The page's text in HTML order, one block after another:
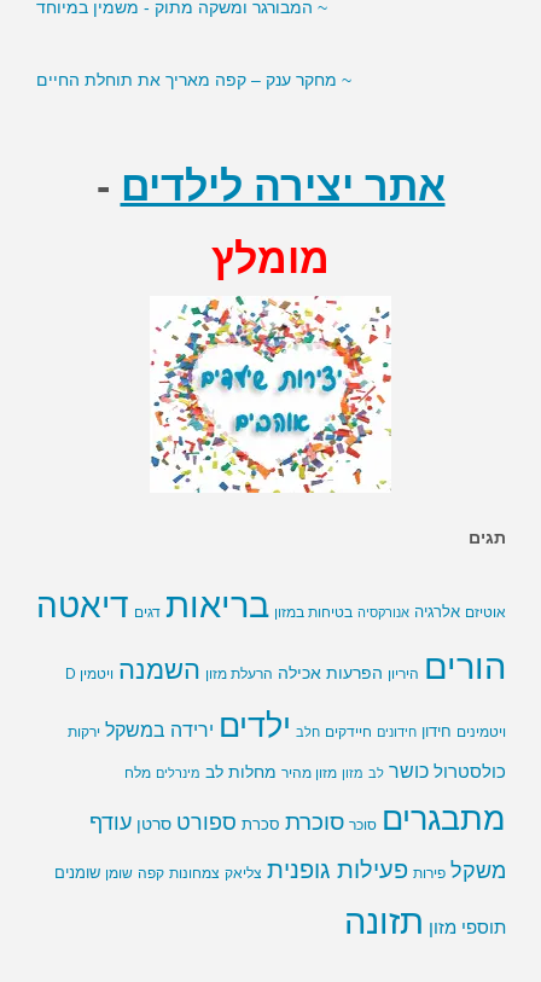
אתר יצירה לילדים -
מומלץ
תגים
אוטיזם אלרגיה אנורקסיה בטיחות במזון בריאות דגים דיאטה
הורים היריון הפרעות אכילה הרעלת מזון השמנה ויטמין D
ויטמינים חידון חידונים חיידקים חלב ילדים ירידה במשקל ירקות
כולסטרול כושר לב מזון מזון מהיר מחלות לב מינרלים מלח
מתבגרים סוכר סוכרת סכרת ספורט סרטן עודף
משקל פירות פעילות גופנית צליאק צמחונות קפה שומן שומנים
תוספי מזון תזונה